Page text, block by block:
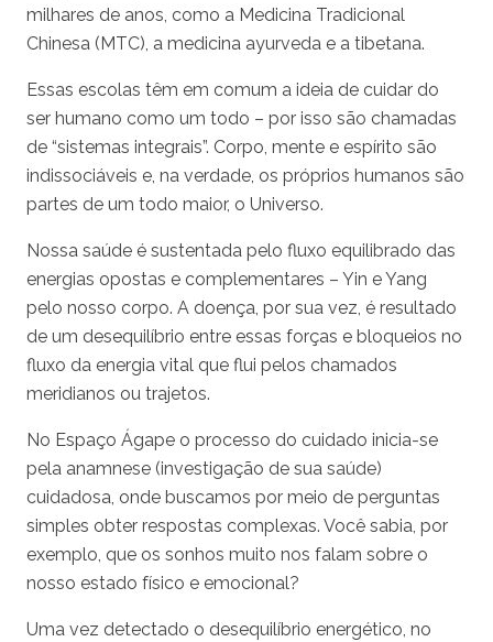
milhares de anos, como a Medicina Tradicional
Chinesa (MTC), a medicina ayurveda e a tibetana.
Essas escolas têm em comum a ideia de cuidar do
ser humano como um todo – por isso são chamadas
de “sistemas integrais”. Corpo, mente e espírito são
indissociáveis e, na verdade, os próprios humanos são
partes de um todo maior, o Universo.
Nossa saúde é sustentada pelo fluxo equilibrado das
energias opostas e complementares – Yin e Yang
pelo nosso corpo. A doença, por sua vez, é resultado
de um desequilíbrio entre essas forças e bloqueios no
fluxo da energia vital que flui pelos chamados
meridianos ou trajetos.
No Espaço Ágape o processo do cuidado inicia-se
pela anamnese (investigação de sua saúde)
cuidadosa, onde buscamos por meio de perguntas
simples obter respostas complexas. Você sabia, por
exemplo, que os sonhos muito nos falam sobre o
nosso estado físico e emocional?
Uma vez detectado o desequilíbrio energético, no